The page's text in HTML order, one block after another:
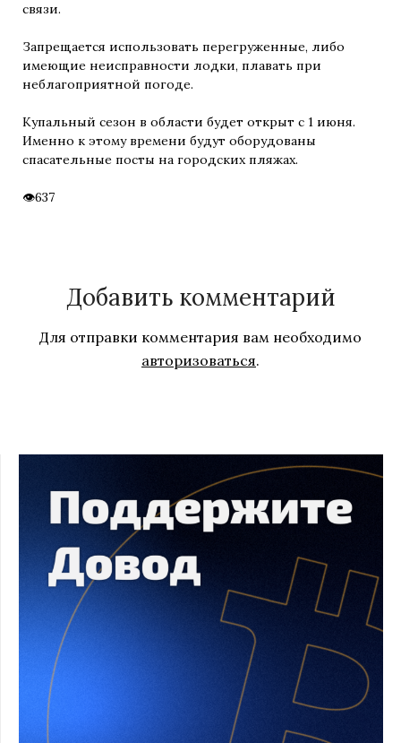
связи.
Запрещается использовать перегруженные, либо
имеющие неисправности лодки, плавать при
неблагоприятной погоде.
Купальный сезон в области будет открыт с 1 июня.
Именно к этому времени будут оборудованы
спасательные посты на городских пляжах.
637
Добавить комментарий
Для отправки комментария вам необходимо
авторизоваться.